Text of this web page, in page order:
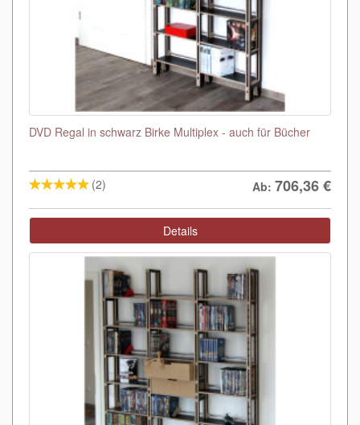
DVD Regal in schwarz Birke Multiplex - auch für Bücher
(2) Ab: 706,36€
Details